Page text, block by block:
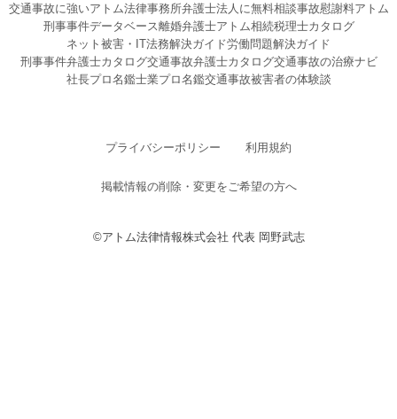
交通事故に強いアトム法律事務所弁護士法人に無料相談事故慰謝料アトム
刑事事件データベース離婚弁護士アトム相続税理士カタログ
ネット被害・IT法務解決ガイド労働問題解決ガイド
刑事事件弁護士カタログ交通事故弁護士カタログ交通事故の治療ナビ
社長プロ名鑑士業プロ名鑑交通事故被害者の体験談
プライバシーポリシー 利用規約
掲載情報の削除・変更をご希望の方へ
©アトム法律情報株式会社 代表 岡野武志